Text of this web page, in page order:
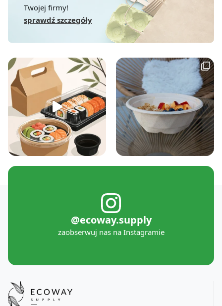
Twojej firmy!
sprawdź szczegóły
@ecoway.supply
zaobserwuj nas na Instagramie